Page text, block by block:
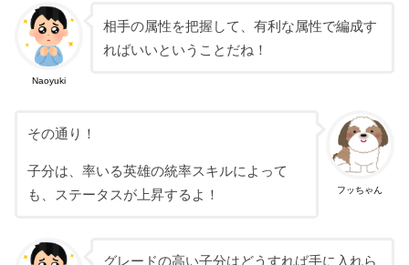
Naoyuki
相手の属性を把握して、有利な属性で編成す
ればいいということだね！
フッちゃん
その通り！
子分は、率いる英雄の統率スキルによって
も、ステータスが上昇するよ！
グレードの高い子分はどうすれば手に入れら